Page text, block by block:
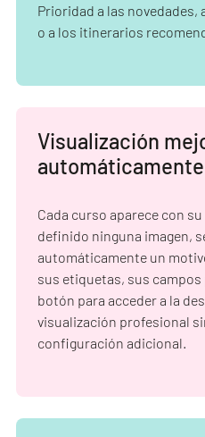
Prioridad a las
o a los itinerarios
Visualización
automáticamente
Cada curso aparece con
definido ninguna imagen,
automáticamente un
sus etiquetas, sus
botón para acceder a la
visualización profesional
configuración adicional.